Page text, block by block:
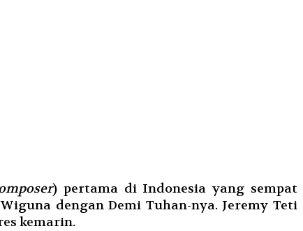
) pertama di Indonesia yang sempat
dengan Demi Tuhan-nya. Jeremy Teti
kemarin.